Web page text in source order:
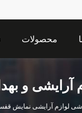
محصولات
آرایشی و
لوازم آرایشی نمایش